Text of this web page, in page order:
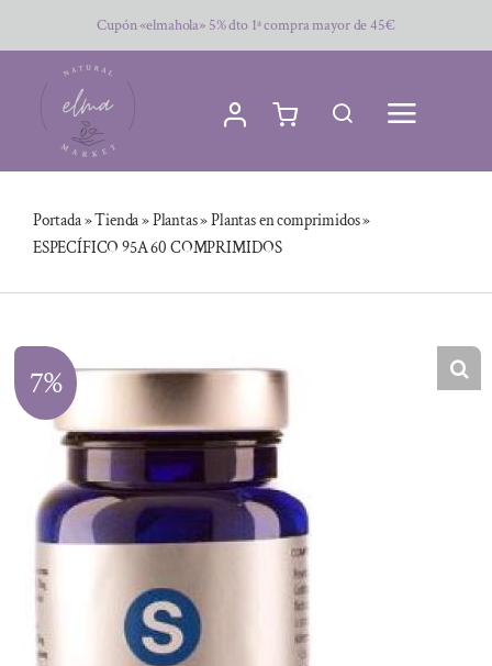
al
contenido
Cupón «elmahola» 5% dto 1ª compra mayor de 45€
Portada»Tienda»Plantas»Plantas en comprimidos»
ESPECÍFICO 95A 60 COMPRIMIDOS
7%